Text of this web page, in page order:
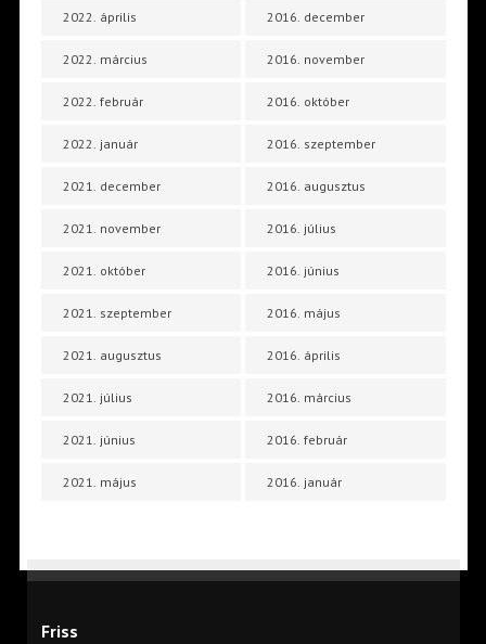
2022. április
2022. március
2022. február
2022. január
2021. december
2021. november
2021. október
2021. szeptember
2021. augusztus
2021. július
2021. június
2021. május
2016. december
2016. november
2016. október
2016. szeptember
2016. augusztus
2016. július
2016. június
2016. május
2016. április
2016. március
2016. február
2016. január
Friss